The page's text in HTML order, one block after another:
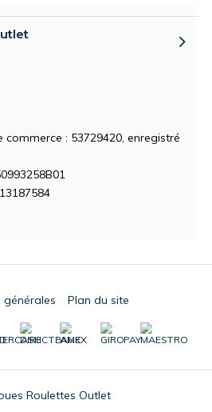
: 53729420, enregistré
Roulettes Outlet
Plan du site